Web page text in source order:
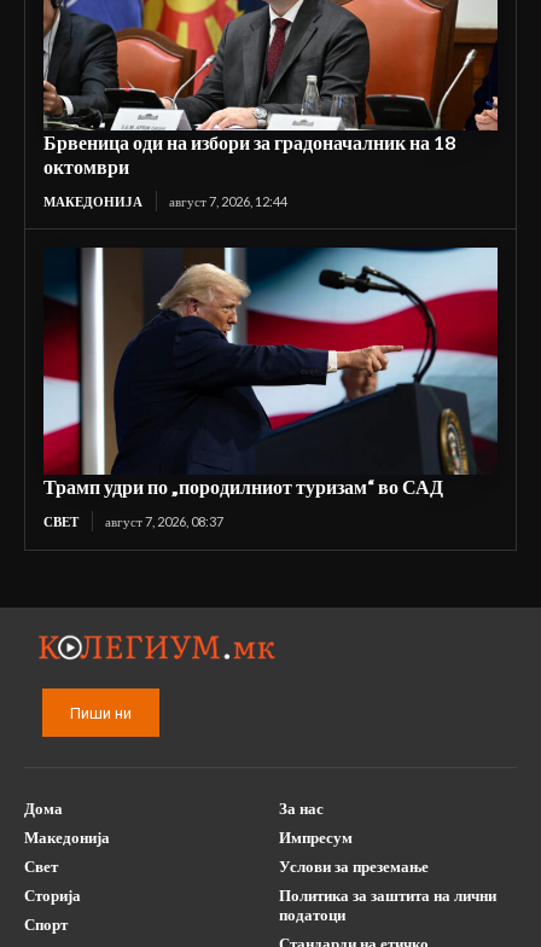
Брвеница оди на избори за градоначалник на 18
октомври
МАКЕДОНИЈА август 7, 2026, 12:44
Трамп удри по „породилниот туризам“ во САД
СВЕТ август 7, 2026, 08:37
Пиши ни
Дома
Македонија
Свет
Сторија
Спорт
За нас
Импресум
Услови за преземање
Политика за заштита на лични
податоци